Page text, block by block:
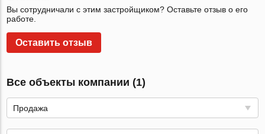
Вы сотрудничали с этим застройщиком? Оставьте отзыв о его
работе.
Оставить отзыв
Все объекты компании (1)
Продажа